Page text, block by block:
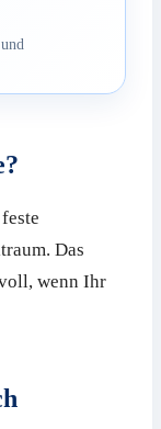
Das
wenn Ihr